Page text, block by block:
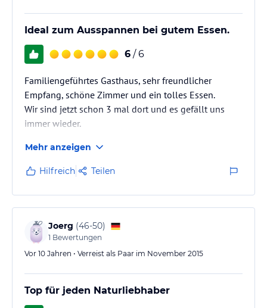
Ideal zum Ausspannen bei gutem Essen.
6 / 6
Familiengeführtes Gasthaus, sehr freundlicher
Empfang, schöne Zimmer und ein tolles Essen.
Wir sind jetzt schon 3 mal dort und es gefällt uns
immer wieder.
Mehr anzeigen
Hilfreich Teilen
Joerg (46-50)
1 Bewertungen
Vor 10 Jahren • Verreist als Paar im November 2015
Top für jeden Naturliebhaber